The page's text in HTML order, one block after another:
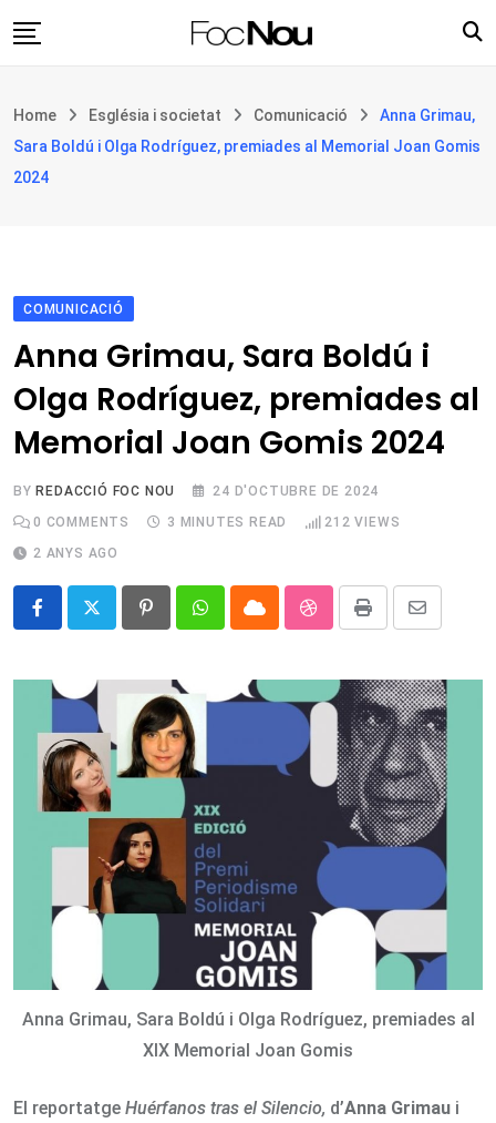
to
Filosofia i teologia
Cultura
Botiga
Home Església i societat Comunicació
Anna Grimau,
Sara Boldú i Olga Rodríguez, premiades al Memorial Joan Gomis
2024
COMUNICACIÓ
Anna Grimau, Sara Boldú i
Olga Rodríguez, premiades al
Memorial Joan Gomis 2024
BY REDACCIÓ FOC NOU
24 D'OCTUBRE DE 2024
0 COMMENTS 3 MINUTES READ 212 VIEWS
2 ANYS AGO
PinterestWhatsappCloud StumbleUpon
Print
Share
Email
Anna Grimau, Sara Boldú i Olga Rodríguez, premiades al
XIX Memorial Joan Gomis
El reportatge Huérfanos tras el Silencio, d’Anna Grimau i